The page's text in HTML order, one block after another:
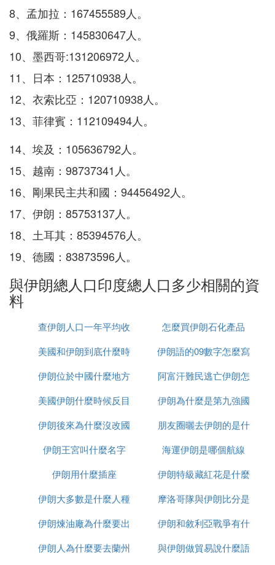
8、孟加拉：167455589人。
9、俄羅斯：145830647人。
10、墨西哥:131206972人。
11、日本：125710938人。
12、衣索比亞：120710938人。
13、菲律賓：112109494人。
14、埃及：105636792人。
15、越南：98737341人。
16、剛果民主共和國：94456492人。
17、伊朗：85753137人。
18、土耳其：85394576人。
19、德國：83873596人。
與伊朗總人口印度總人口多少相關的資
料
查伊朗人口一年平均收
入多少
怎麼買伊朗石化產品
美國和伊朗到底什麼時
候打
伊朗語的09數字怎麼寫
伊朗位於中國什麼地方
阿富汗難民逃亡伊朗怎
麼辦
美國伊朗什麼時候反目
伊朗為什麼是第九強國
伊朗後來為什麼沒改國
名
朋友圈曬去伊朗的是什
麼梗
伊朗王宮叫什麼名字
海運伊朗是哪個航線
伊朗用什麼插座
伊朗特級藏紅花是什麼
伊朗大多數是什麼人種
摩洛哥隊與伊朗比分是
多少
伊朗煉油廠為什麼要出
售
伊朗和敘利亞戰爭有什
麼區別
伊朗人為什麼要去蘭州
與伊朗做貿易說什麼語